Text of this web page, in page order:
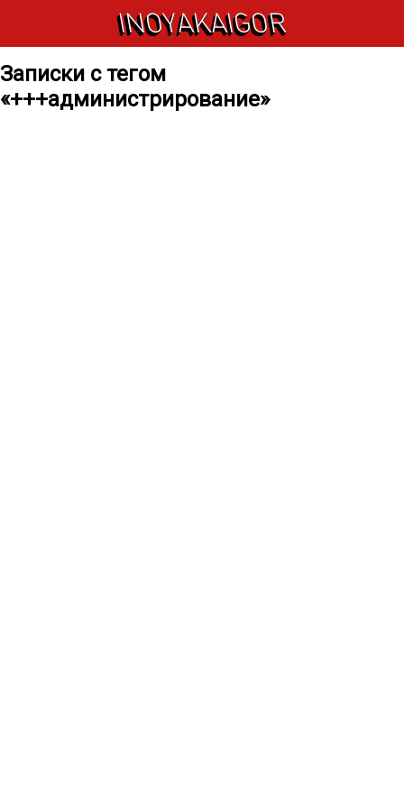
INOYAKAIGOR
Записки с тегом
«+++администрирование»